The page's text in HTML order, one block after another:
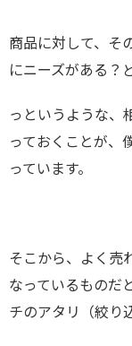
商品に対して、そ
にニーズがある？
っというような、
っておくことが、
っています。
そこから、よく売
なっているものだ
チのアタリ（絞り